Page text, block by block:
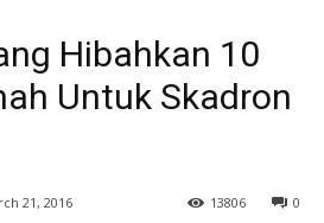
Hibahkan 10
Untuk Skadron
21, 2016 0
13806